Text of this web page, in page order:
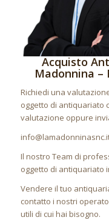
Acquisto
Madonnina –
Richiedi una
oggetto di antiquariato
valutazione oppure
Il nostro Team di
oggetto di antiquariato
Vendere il tuo
contatto i nostri
utili di cui hai bisogno.